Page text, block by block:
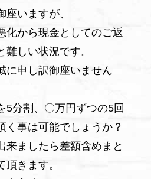
いますが、
化から現金としてのご返
しい状況です。
に申し訳御座いません
5分割、〇万円ずつの5回
く事は可能でしょうか？
来ましたら差額含めまと
きます。